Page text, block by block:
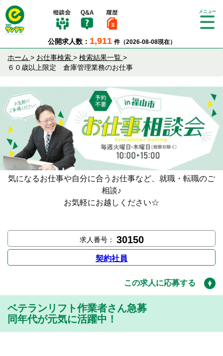
公開求人数： 1,911 件（2026-08-08現在）
Tog
ホーム > お仕事検索 > 検索結果一覧 >
６０歳以上限定 倉庫管理業務のお仕事
気になるお仕事や自分に合うお仕事など、就職・転職のご
相談♪
お気軽にお越しください☆
求人番号： 30150
契約社員
この求人に応募する
ベテランリフト作業者さん急募
同年代が元気に活躍中！